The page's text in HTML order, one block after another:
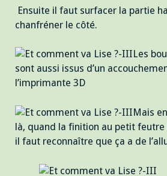
Ensuite il faut surfacer la partie
chanfréner le côté.
Les
sont aussi issus d’un
l’imprimante 3D
Mais
là, quand la finition au petit
il faut reconnaître que ça a de